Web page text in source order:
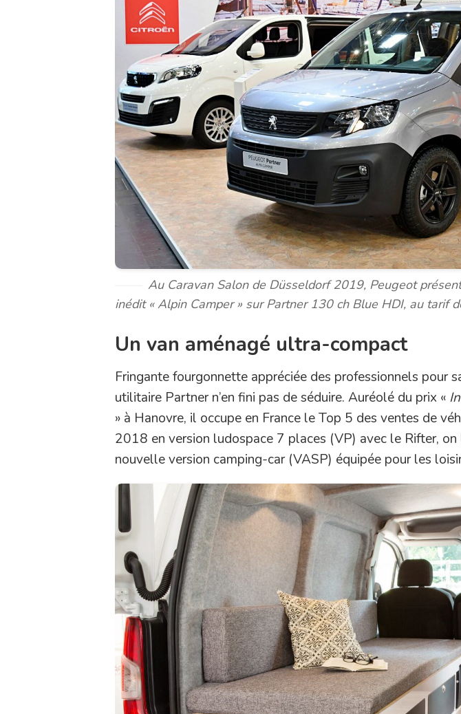
Au Caravan Salon de Düsseldorf 2019, Peugeot
inédit « Alpin Camper » sur Partner 130 ch Blue HDI, au tarif
Un van aménagé ultra-compact
Fringante fourgonnette appréciée des professionnels pour
utilitaire Partner n’en fini pas de séduire. Auréolé du prix «
» à Hanovre, il occupe en France le Top 5 des ventes de
2018 en version ludospace 7 places (VP) avec le Rifter,
nouvelle version camping-car (VASP) équipée pour les